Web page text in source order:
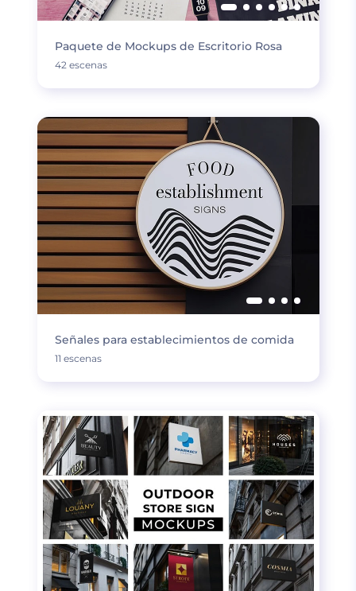
Paquete de Mockups de Escritorio Rosa
42 escenas
Señales para establecimientos de comida
11 escenas